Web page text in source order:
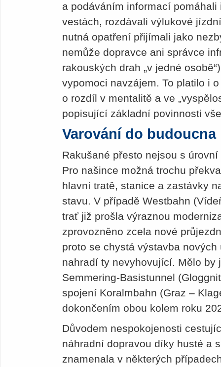
a podáváním informací
vestách, rozdávali výlukové
nutná opatření přijímali jako
nemůže dopravce ani správce
rakouských drah „v jedné
vypomoci navzájem. To platilo i
o rozdíl v mentalitě a ve
popisující základní povinnosti
Varování do budoucna
Rakušané přesto nejsou s
Pro našince možná trochu
hlavní tratě, stanice a zastávky
stavu. V případě Westbahn
trať již prošla výraznou
zprovozněno zcela nové
proto se chystá výstavba
nahradí ty nevyhovující. Mělo by
Semmering-Basistunnel
spojení Koralmbahn (Graz –
dokončením obou kolem roku
Důvodem nespokojenosti
náhradní dopravou díky husté a
znamenala v některých